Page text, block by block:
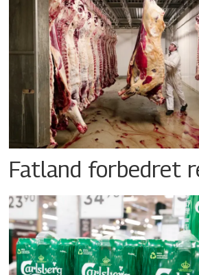
Fatland forbedret